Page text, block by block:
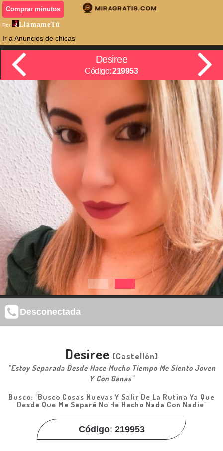
Comprar minutos
Por LlámameTú
Ir a Anuncios de chicas
Desiree
Código:219953
Desconectada
Desiree (Castellón)
"Estoy Separada Desde Hace Mucho Tiempo Me Siento Joven
Y Con Ganas"
Busco: "Busco Cosas Nuevas Y Salir De La Rutina Ya Que
Desde Que Me Separé No He Hecho Nada Con Nadie"
Código: 219953